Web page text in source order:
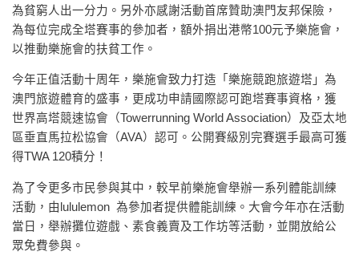
為貧窮人出一分力。另外亦感謝活動首席贊助澳門友邦保險，
為每位完成全塔賽事的參加者，額外捐出港幣100元予樂施會，
以推動樂施會的扶貧工作。
今年正值活動十周年，樂施會致力打造「樂施競跑旅遊塔」為
澳門旅遊體育的盛事，更成功申請國際認可跑塔賽事資格，獲
世界高塔競速協會（Towerrunning World Association）及亞太地
區垂直馬拉松協會（AVA）認可。公開賽級別完賽選手最高可獲
得TWA 120積分！
為了令更多市民參與其中，較早前樂施會舉辦一系列體能訓練
活動，由lululemon 為參加者提供體能訓練。大會今年亦在活動
當日，舉辦攤位遊戲、素食義賣及工作坊等活動，並開放給公
眾免費參與。